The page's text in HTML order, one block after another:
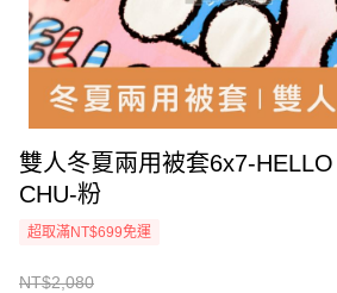
雙人冬夏兩用被套6x7-
CHU-粉
超取滿NT$699免運
NT$2,080